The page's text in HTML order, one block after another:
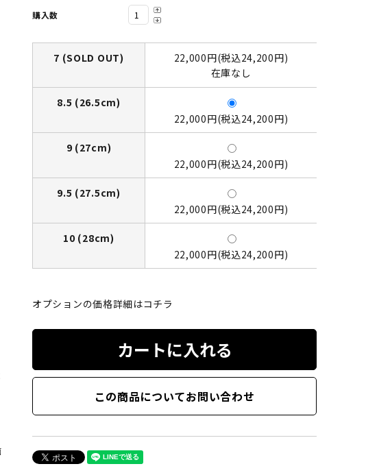
ズ)
(バガバッグ)
購入数
7 (SOLD OUT)
22,000円(税込24,200円)
在庫なし
8.5 (26.5cm)
22,000円(税込24,200円)
9 (27cm)
22,000円(税込24,200円)
9.5 (27.5cm)
22,000円(税込24,200円)
10 (28cm)
22,000円(税込24,200円)
オプションの価格詳細はコチラ
カートに入れる
この商品についてお問い合わせ